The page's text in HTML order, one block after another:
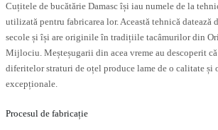
Cuțitele de bucătărie Damasc își iau numele de la
utilizată pentru fabricarea lor. Această tehnică datează
secole și își are originile în tradițiile tacâmurilor din
Mijlociu. Meșteșugarii din acea vreme au descoperit
diferitelor straturi de oțel produce lame de o calitate și
excepționale.
Procesul de fabricație